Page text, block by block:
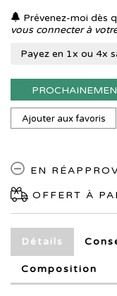
Prévenez-moi dès
vous connecter à
Payez en 1x ou 4x
Ajouter aux favoris
EN
OFFERT À
Détails
Composition